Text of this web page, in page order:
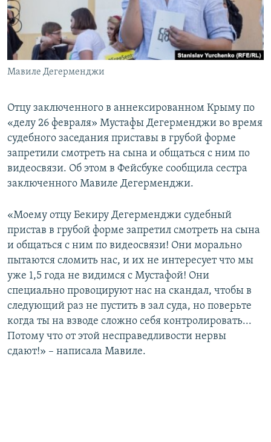
ПОБЕДИТЕЛЕЙ НЕ СУДЯТ?
КРЫМ.НЕПОКОРЕННЫЙ
ELIFBE
УКРАИНСКАЯ ПРОБЛЕМА КРЫМА
ПРИСОЕДИНЯЙТЕСЬ!
Мавиле Дегерменджи
Отцу заключенного в аннексированном Крыму по
«делу 26 февраля» Мустафы Дегерменджи во время
судебного заседания приставы в грубой форме
запретили смотреть на сына и общаться с ним по
видеосвязи. Об этом в Фейсбуке сообщила сестра
заключенного Мавиле Дегерменджи.
«Моему отцу Бекиру Дегерменджи судебный
пристав в грубой форме запретил смотреть на сына
и общаться с ним по видеосвязи! Они морально
пытаются сломить нас, и их не интересует что мы
уже 1,5 года не видимся с Мустафой! Они
специально провоцируют нас на скандал, чтобы в
следующий раз не пустить в зал суда, но поверьте
когда ты на взводе сложно себя контролировать...
Потому что от этой несправедливости нервы
сдают!» – написала Мавиле.